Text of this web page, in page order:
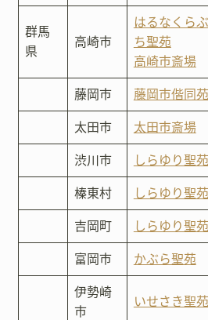
群馬
県
高崎市
はるなくらぶ
ち聖苑
高崎市斎場
藤岡市 藤岡市偕同苑
太田市 太田市斎場
渋川市 しらゆり聖苑
榛東村 しらゆり聖苑
吉岡町 しらゆり聖苑
富岡市 かぶら聖苑
伊勢崎
市
いせさき聖苑